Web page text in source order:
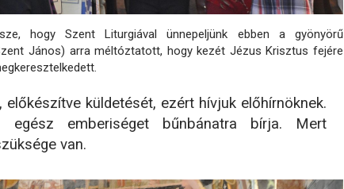
hogy Szent Liturgiával ünnepeljünk ebben a gyönyörű
János) arra méltóztatott, hogy kezét Jézus Krisztus fejére
küldetését, ezért hívjuk előhírnöknek.
egész emberiséget bűnbánatra bírja. Mert
van.